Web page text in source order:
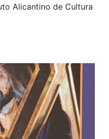
Alicantino de Cultura